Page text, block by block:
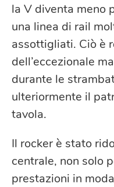
la V diventa meno
una linea di rail
assottigliati. Ciò è
dell’eccezionale
durante le
ulteriormente il
tavola.
Il rocker è stato
centrale, non solo
prestazioni in